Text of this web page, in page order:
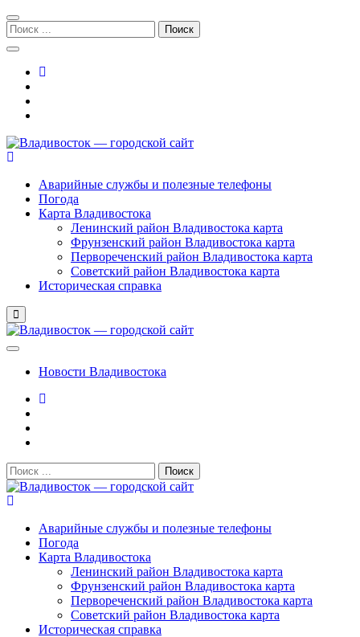
Перейти
к
навигации
Перейти
к
содержимому
Поиск:
Аварийные службы и полезные телефоны
Погода
Карта Владивостока
Ленинский район Владивостока карта
Фрунзенский район Владивостока карта
Первореченский район Владивостока карта
Советский район Владивостока карта
Историческая справка
Новости Владивостока
Поиск:
Аварийные службы и полезные телефоны
Погода
Карта Владивостока
Ленинский район Владивостока карта
Фрунзенский район Владивостока карта
Первореченский район Владивостока карта
Советский район Владивостока карта
Историческая справка